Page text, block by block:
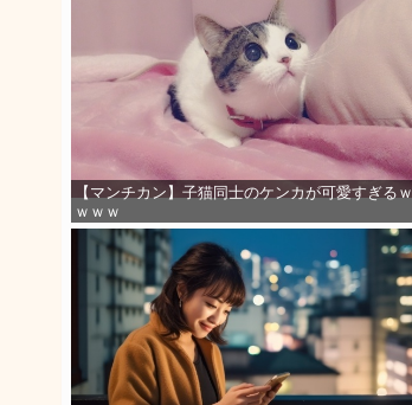
【マンチカン】子猫同士のケンカが可愛すぎるｗ
ｗｗｗ